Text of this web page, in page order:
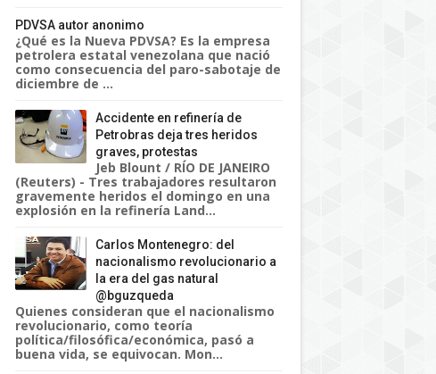
PDVSA autor anonimo
¿Qué es la Nueva PDVSA? Es la empresa
petrolera estatal venezolana que nació
como consecuencia del paro-sabotaje de
diciembre de ...
Accidente en refinería de
Petrobras deja tres heridos
graves, protestas
Jeb Blount / RÍO DE JANEIRO
(Reuters) - Tres trabajadores resultaron
gravemente heridos el domingo en una
explosión en la refinería Land...
Carlos Montenegro: del
nacionalismo revolucionario a
la era del gas natural
@bguzqueda
Quienes consideran que el nacionalismo
revolucionario, como teoría
política/filosófica/económica, pasó a
buena vida, se equivocan. Mon...